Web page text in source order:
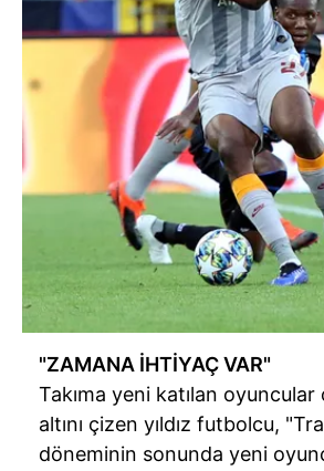
"ZAMANA İHTİYAÇ VAR"
Takıma yeni katılan
altını çizen yıldız futbolcu,
döneminin sonunda yeni